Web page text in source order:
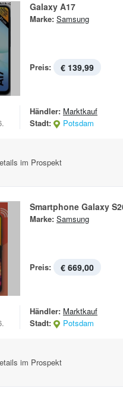
Galaxy A17
Marke: Samsung
Preis: € 139,99
Händler: Marktkauf
Stadt:
Potsdam
im Prospekt
Smartphone Galaxy
Marke: Samsung
Preis: € 669,00
Händler: Marktkauf
Stadt:
Potsdam
im Prospekt